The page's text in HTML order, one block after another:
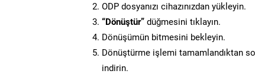
ODP dosyanızı cihazınızdan yükleyin.
“Dönüştür” düğmesini tıklayın.
Dönüşümün bitmesini bekleyin.
Dönüştürme işlemi tamamlandıktan
indirin.